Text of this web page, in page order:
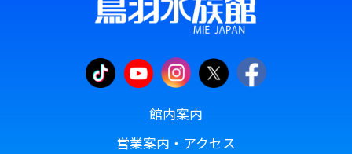
館内案内
営業案内・アクセス